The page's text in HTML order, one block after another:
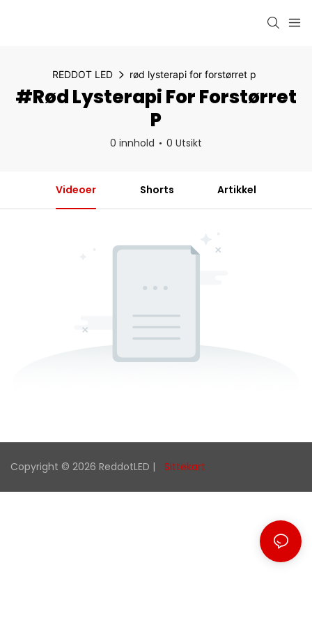
REDDOT LED rød lysterapi for forstørret p
#rød Lysterapi For Forstørret
P
0 innhold 0 Utsikt
Videoer Shorts Artikkel
Copyright © 2026 ReddotLED | Sittekart